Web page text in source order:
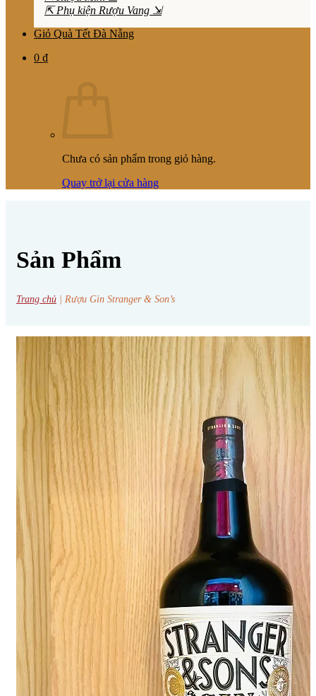
⇱ Phụ kiện Rượu Vang ⇲
Giỏ Quà Tết Đà Nẵng
0 ₫
Chưa có sản phẩm trong giỏ hàng.
Quay trở lại cửa hàng
Sản Phẩm
Trang chủ Rượu Gin Stranger & Son’s